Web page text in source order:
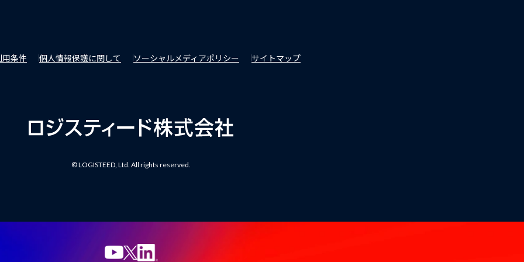
条件 個人情報保護に関して ソーシャルメディアポリシー サイトマップ
© LOGISTEED, Ltd. All rights reserved.